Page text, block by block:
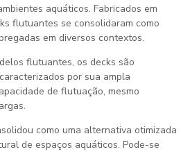
aquáticos. Fabricados em
flutuantes se consolidaram como
em diversos contextos.
flutuantes, os decks são
por sua ampla
de flutuação, mesmo
como uma alternativa otimizada
de espaços aquáticos. Pode-se